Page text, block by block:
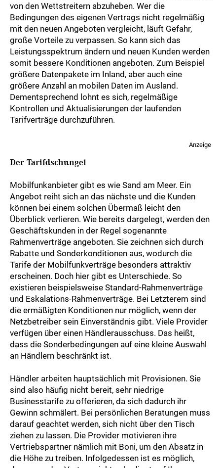
von den Wettstreitern abzuheben. Wer die
Bedingungen des eigenen Vertrags nicht regelmäßig
mit den neuen Angeboten vergleicht, läuft Gefahr,
große Vorteile zu verpassen. So kann sich das
Leistungsspektrum ändern und neuen Kunden werden
somit bessere Konditionen angeboten. Zum Beispiel
größere Datenpakete im Inland, aber auch eine
größere Anzahl an mobilen Daten im Ausland.
Dementsprechend lohnt es sich, regelmäßige
Kontrollen und Aktualisierungen der laufenden
Tarifverträge durchzuführen.
Anzeige
Der Tarifdschungel
Mobilfunkanbieter gibt es wie Sand am Meer. Ein
Angebot reiht sich an das nächste und die Kunden
können bei einem solchen Übermaß leicht den
Überblick verlieren. Wie bereits dargelegt, werden den
Geschäftskunden in der Regel sogenannte
Rahmenverträge angeboten. Sie zeichnen sich durch
Rabatte und Sonderkonditionen aus, wodurch die
Tarife der Mobilfunkverträge besonders attraktiv
erscheinen. Doch hier gibt es Unterschiede. So
existieren beispielsweise Standard-Rahmenverträge
und Eskalations-Rahmenverträge. Bei Letzterem sind
die ermäßigten Konditionen nur möglich, wenn der
Netzbetreiber sein Einverständnis gibt. Viele Provider
verfügen über einen Händlerausschuss. Das heißt,
dass die Sonderbedingungen auf eine kleine Auswahl
an Händlern beschränkt ist.
Händler arbeiten hauptsächlich mit Provisionen. Sie
sind also häufig nicht bereit, sehr niedrige
Businesstarife zu offerieren, da sich dadurch ihr
Gewinn schmälert. Bei persönlichen Beratungen muss
darauf geachtet werden, sich nicht über den Tisch
ziehen zu lassen. Die Provider motivieren ihre
Vertriebspartner nämlich mit Boni, um den Absatz in
die Höhe zu treiben. Infolgedessen ist es möglich,